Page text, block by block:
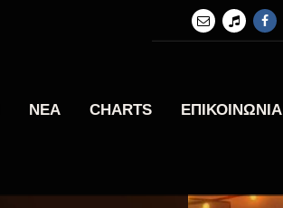
ΝΕΑ CHARTS ΕΠΙΚΟΙΝΩΝΙΑ